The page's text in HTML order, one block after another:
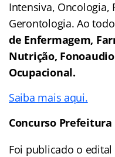
Intensiva, Oncologia,
Gerontologia. Ao
de Enfermagem,
Nutrição,
Ocupacional.
Saiba mais aqui.
Concurso Prefeitura
Foi publicado o